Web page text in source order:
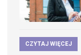
CZYTAJ WIĘCEJ